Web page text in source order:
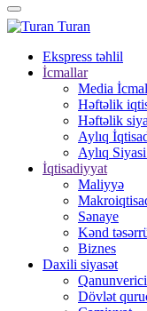
Turan
Ekspress təhlil
İcmallar
Media
Həftəlik
Həftəlik
Aylıq
Aylıq
İqtisadiyyat
Maliyyə
Sənaye
Kənd
Biznes
Daxili siyasət
Dövlət